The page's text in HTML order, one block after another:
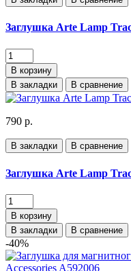
Заглушка Arte Lamp
В корзину
В закладки
В сравнение
790 р.
В закладки В сравнение
Заглушка Arte Lamp
В корзину
В закладки
В сравнение
-40%